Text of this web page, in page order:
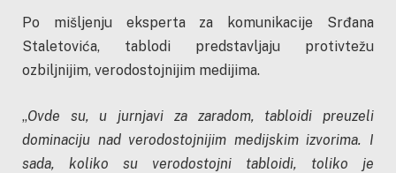
Po mišljenju eksperta za komunikacije Srđana
Staletovića, tablodi predstavljaju protivtežu
ozbiljnijim, verodostojnijim medijima.
„Ovde su, u jurnjavi za zaradom, tabloidi preuzeli
dominaciju nad verodostojnijim medijskim izvorima. I
sada, koliko su verodostojni tabloidi, toliko je